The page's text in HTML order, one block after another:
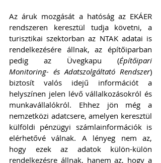
Az áruk mozgását a hatóság az EKÁER
rendszeren keresztül tudja követni, a
turisztikai szektorban az NTAK adatai is
rendelkezésére állnak, az építőiparban
pedig az Üvegkapu (Építőipari
Monitoring- és Adatszolgáltató Rendszer)
biztosít valós idejű információt a
helyszínen jelen lévő vállalkozásokról és
munkavállalókról. Ehhez jön még a
nemzetközi adatcsere, amelyen keresztül
külföldi pénzügyi számlainformációk is
elérhetővé válnak. A lényeg nem az,
hogy ezek az adatok külön-külön
rendelkezésre állnak, hanem az, hogy a